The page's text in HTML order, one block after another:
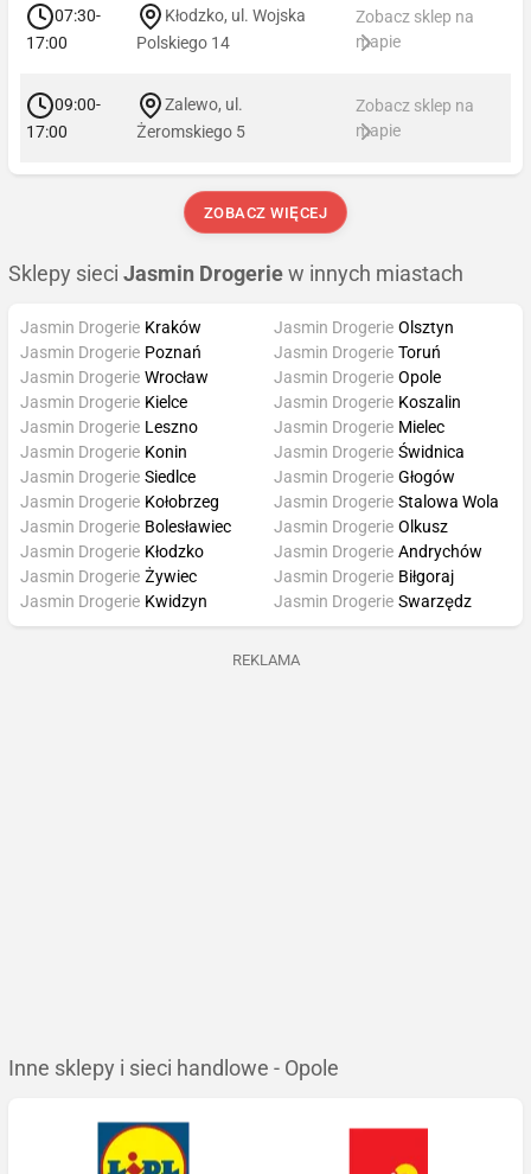
07:30-
17:00
Kłodzko, ul. Wojska
Polskiego 14
Zobacz sklep na
mapie
09:00-
17:00
Zalewo, ul.
Żeromskiego 5
Zobacz sklep na
mapie
ZOBACZ WIĘCEJ
Sklepy sieci Jasmin Drogerie w innych miastach
Jasmin Drogerie Kraków
Jasmin Drogerie Poznań
Jasmin Drogerie Wrocław
Jasmin Drogerie Kielce
Jasmin Drogerie Olsztyn
Jasmin Drogerie Toruń
Jasmin Drogerie Opole
Jasmin Drogerie Koszalin
Jasmin Drogerie Leszno
Jasmin Drogerie Konin
Jasmin Drogerie Siedlce
Jasmin Drogerie Kołobrzeg
Jasmin Drogerie Mielec
Jasmin Drogerie Świdnica
Jasmin Drogerie Głogów
Jasmin Drogerie Stalowa Wola
Jasmin Drogerie Bolesławiec
Jasmin Drogerie Kłodzko
Jasmin Drogerie Żywiec
Jasmin Drogerie Kwidzyn
Jasmin Drogerie Olkusz
Jasmin Drogerie Andrychów
Jasmin Drogerie Biłgoraj
Jasmin Drogerie Swarzędz
REKLAMA
Inne sklepy i sieci handlowe - Opole